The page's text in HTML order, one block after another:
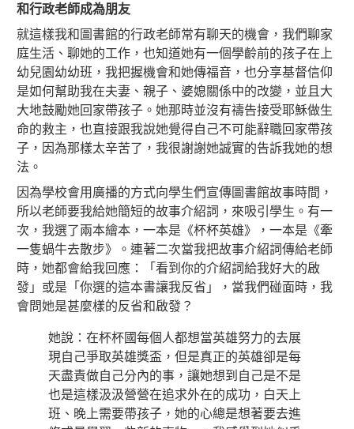
和行政老師成為朋友
就這樣我和圖書館的行政老師常有聊天的機會，我們聊家
庭生活、聊她的工作，也知道她有一個學齡前的孩子在上
幼兒園幼幼班，我把握機會和她傳福音，也分享基督信仰
是如何幫助我在夫妻、親子、婆媳關係中的改變，並且大
大地鼓勵她回家帶孩子。她那時並沒有禱告接受耶穌做生
命的救主，也直接跟我說她覺得自己不可能辭職回家帶孩
子，因為那樣太辛苦了，我很謝謝她誠實的告訴我她的想
法。
因為學校會用廣播的方式向學生們宣傳圖書館故事時間，
所以老師要我給她簡短的故事介紹詞，來吸引學生。有一
次，我選了兩本繪本，一本是《杯杯英雄》，一本是《牽
一隻蝸牛去散步》。連著二次當我把故事介紹詞傳給老師
時，她都會給我回應：「看到你的介紹詞給我好大的啟
發」或是「你選的這本書讓我反省」，當我們碰面時，我
會問她是甚麼樣的反省和啟發？
她說：在杯杯國每個人都想當英雄努力的去展
現自己爭取英雄獎盃，但是真正的英雄卻是每
天盡責做自己分內的事，讓她想到自己是不是
也是這樣汲汲營營在追求外在的成功，白天上
班、晚上需要帶孩子，她的心總是想著要去進